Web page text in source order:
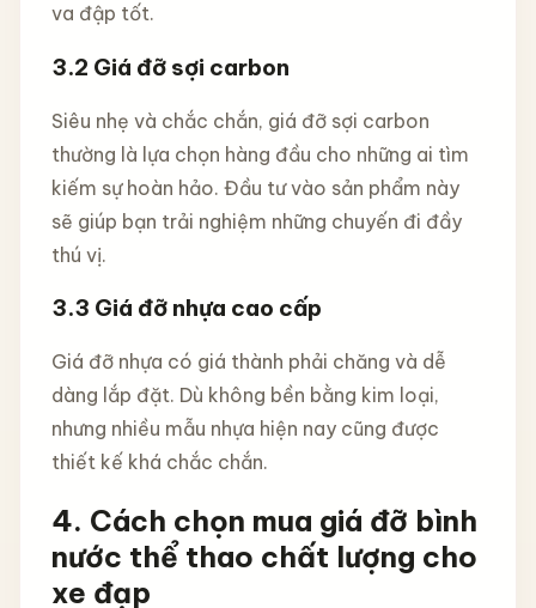
va đập tốt.
3.2 Giá đỡ sợi carbon
Siêu nhẹ và chắc chắn, giá đỡ sợi carbon
thường là lựa chọn hàng đầu cho những ai tìm
kiếm sự hoàn hảo. Đầu tư vào sản phẩm này
sẽ giúp bạn trải nghiệm những chuyến đi đầy
thú vị.
3.3 Giá đỡ nhựa cao cấp
Giá đỡ nhựa có giá thành phải chăng và dễ
dàng lắp đặt. Dù không bền bằng kim loại,
nhưng nhiều mẫu nhựa hiện nay cũng được
thiết kế khá chắc chắn.
4. Cách chọn mua giá đỡ bình
nước thể thao chất lượng cho
xe đạp